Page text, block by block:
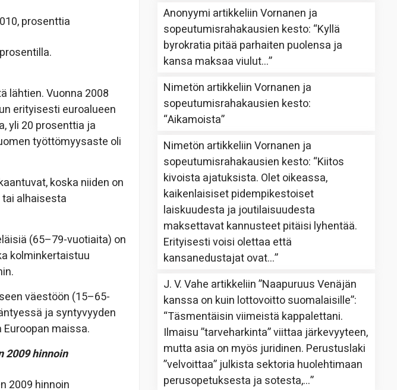
lähtien. Vuonna 2008
erityisesti euroalueen
yli 20 prosenttia ja
työttömyysaste oli
koska niiden on
alhaisesta
(65–79-vuotiaita) on
kolminkertaistuu
väestöön (15–65-
ja syntyvyyden
maissa.
2009 hinnoin
Anonyymi artikkeliinVornanen ja
sopeutumisrahakausien kesto: “Kyllä
byrokratia pitää parhaiten puolensa ja
kansa maksaa viulut…”
Nimetön artikkeliinVornanen ja
sopeutumisrahakausien kesto:
“Aikamoista”
Nimetön artikkeliinVornanen ja
sopeutumisrahakausien kesto: “Kiitos
kivoista ajatuksista. Olet oikeassa,
kaikenlaisiset pidempikestoiset
laiskuudesta ja joutilaisuudesta
maksettavat kannusteet pitäisi lyhentää.
Erityisesti voisi olettaa että
kansanedustajat ovat…”
J. V. Vahe artikkeliin”Naapuruus Venäjän
kanssa on kuin lottovoitto suomalaisille”:
“Täsmentäisin viimeistä kappalettani.
Ilmaisu ”tarveharkinta” viittaa järkevyyteen,
mutta asia on myös juridinen. Perustuslaki
”velvoittaa” julkista sektoria huolehtimaan
perusopetuksesta ja sotesta,…”